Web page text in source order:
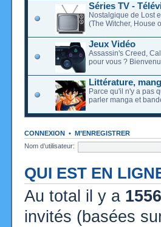
Séries TV -
Nostalgique de Lost
(The Witcher, House
Jeux Vidéo
Assassin's Creed,
pour vous ?
Littérature,
Parce qu'il n'y a pas
parler manga et
CONNEXION • M’ENREGISTRER
Nom d’utilisateur:
QUI EST EN
Au total il y a 1556
invités (basées